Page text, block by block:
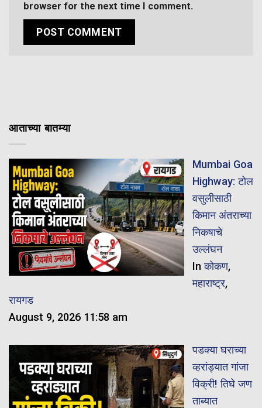
browser for the next time I comment.
आताच्या बातम्या
Mumbai Goa
Highway: टोल
वसुलीसाठी
किमान अंतराच्या
निकषाचे
उल्लंघन
Inकोकण,
महाराष्ट्र,
रायगड
August 9, 2026 11:58 am
पडक्या घराच्या
व्हरांड्यात गांजा
विक्री! तिघे जण
ताब्यात